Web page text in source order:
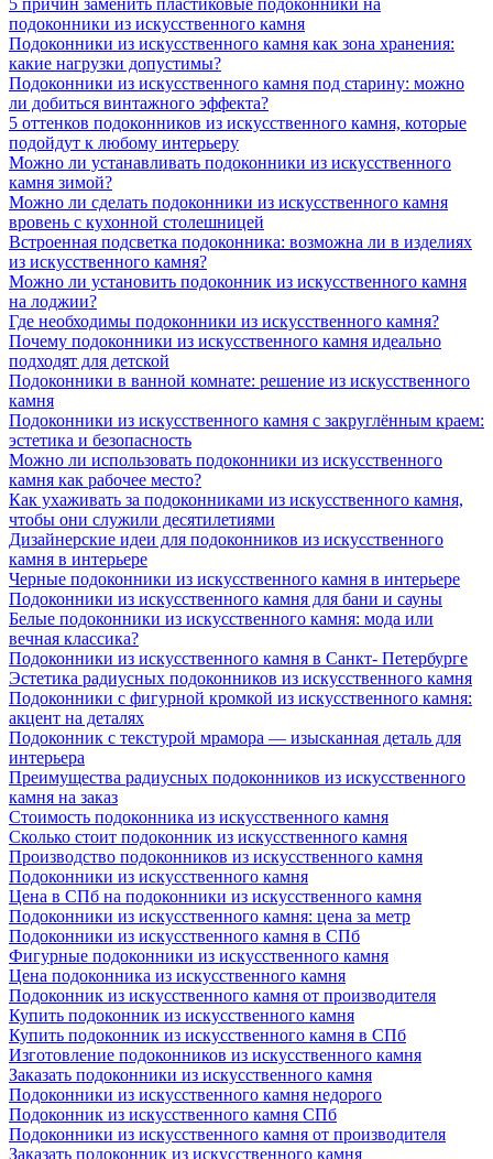
5 причин заменить пластиковые подоконники на
подоконники из искусственного камня
Подоконники из искусственного камня как зона хранения:
какие нагрузки допустимы?
Подоконники из искусственного камня под старину: можно
ли добиться винтажного эффекта?
5 оттенков подоконников из искусственного камня, которые
подойдут к любому интерьеру
Можно ли устанавливать подоконники из искусственного
камня зимой?
Можно ли сделать подоконники из искусственного камня
вровень с кухонной столешницей
Встроенная подсветка подоконника: возможна ли в изделиях
из искусственного камня?
Можно ли установить подоконник из искусственного камня
на лоджии?
Где необходимы подоконники из искусственного камня?
Почему подоконники из искусственного камня идеально
подходят для детской
Подоконники в ванной комнате: решение из искусственного
камня
Подоконники из искусственного камня с закруглённым краем:
эстетика и безопасность
Можно ли использовать подоконники из искусственного
камня как рабочее место?
Как ухаживать за подоконниками из искусственного камня,
чтобы они служили десятилетиями
Дизайнерские идеи для подоконников из искусственного
камня в интерьере
Черные подоконники из искусственного камня в интерьере
Подоконники из искусственного камня для бани и сауны
Белые подоконники из искусственного камня: мода или
вечная классика?
Подоконники из искусственного камня в Санкт- Петербурге
Эстетика радиусных подоконников из искусственного камня
Подоконники с фигурной кромкой из искусственного камня:
акцент на деталях
Подоконник с текстурой мрамора — изысканная деталь для
интерьера
Преимущества радиусных подоконников из искусственного
камня на заказ
Стоимость подоконника из искусственного камня
Сколько стоит подоконник из искусственного камня
Производство подоконников из искусственного камня
Подоконники из искусственного камня
Цена в СПб на подоконники из искусственного камня
Подоконники из искусственного камня: цена за метр
Подоконники из искусственного камня в СПб
Фигурные подоконники из искусственного камня
Цена подоконника из искусственного камня
Подоконник из искусственного камня от производителя
Купить подоконник из искусственного камня
Купить подоконник из искусственного камня в СПб
Изготовление подоконников из искусственного камня
Заказать подоконники из искусственного камня
Подоконники из искусственного камня недорого
Подоконник из искусственного камня СПб
Подоконники из искусственного камня от производителя
Заказать подоконник из искусственного камня